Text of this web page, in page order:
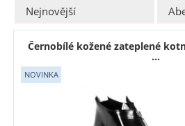
Nejnovější
Černobílé kožené zateplené
...